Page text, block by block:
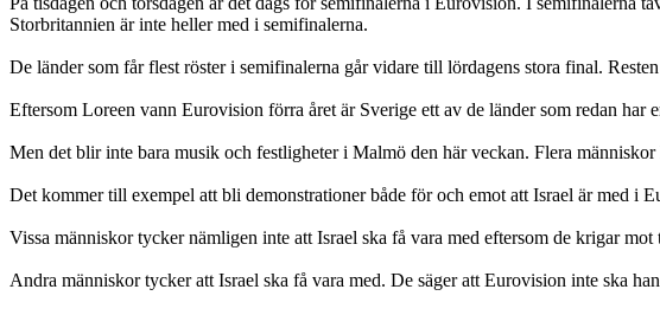
Storbritannien är inte heller med i semifinalerna.
De länder som får flest röster i semifinalerna går vidare till lördagens stora final.
Eftersom Loreen vann Eurovision förra året är Sverige ett av de länder som redan
Men det blir inte bara musik och festligheter i Malmö den här veckan. Flera
Det kommer till exempel att bli demonstrationer både för och emot att Israel är med i
Vissa människor tycker nämligen inte att Israel ska få vara med eftersom de krigar
Andra människor tycker att Israel ska få vara med. De säger att Eurovision inte ska